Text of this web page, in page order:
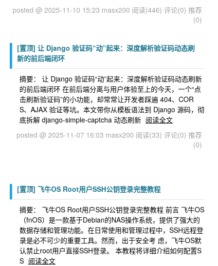
posted @ 2025-11-10 15:23 masx200 阅读(446) 评论(0) 推荐
(0)
[置顶] 让 Django 验证码“动”起来：深度解析验证码动态刷
新的前后端闭环
摘要： 让 Django 验证码“动”起来：深度解析验证码动态刷新
的前后端闭环 在前后端分离与用户体验至上的今天，一个“点
击刷新验证码”的小功能，却常常让开发者踩遍 404、COR
S、AJAX 验证等坑。本文带你从模板语法到 Django 源码，彻
底拆解 django-simple-captcha 动态刷新 阅读全文
posted @ 2025-11-07 16:03 masx200 阅读(33) 评论(0) 推荐
(0)
[置顶] 飞牛OS Root用户SSH公钥登录完整教程
摘要： 飞牛OS Root用户SSH公钥登录完整教程 前言 飞牛OS
（fnOS）是一款基于Debian的NAS操作系统，提供了强大的
数据存储和管理功能。在日常使用和管理过程中，SSH远程登
录是必不可少的重要工具。然而，出于安全考 虑，飞牛OS默
认禁止root用户直接SSH登录。 本教程将详细介绍如何配置S
S 阅读全文